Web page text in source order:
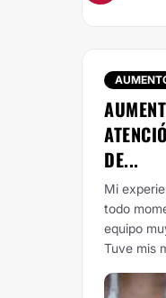
DE...
Mi
todo
equipo
Tuve mis